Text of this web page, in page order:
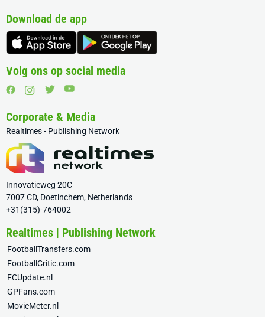
Download de app
Volg ons op social media
Corporate & Media
Realtimes - Publishing Network
Innovatieweg 20C
7007 CD, Doetinchem, Netherlands
+31(315)-764002
Realtimes | Publishing Network
FootballTransfers.com
FootballCritic.com
FCUpdate.nl
GPFans.com
MovieMeter.nl